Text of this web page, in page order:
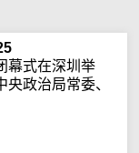
幕式在深圳举
央政治局常委、